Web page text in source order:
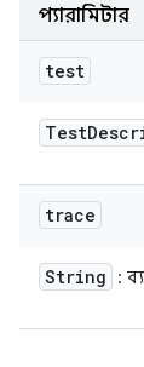
প্যারামিটার
test
Test
trace
String :